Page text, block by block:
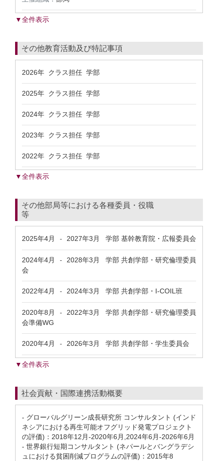
▼全件表示
その他教育活動及び特記事項
2026年 クラス担任 学部
2025年 クラス担任 学部
2024年 クラス担任 学部
2023年 クラス担任 学部
2022年 クラス担任 学部
▼全件表示
その他部局等における各種委員・役職
等
2025年4月 - 2027年3月 学部 基幹教育院・広報委員会
2024年4月 - 2028年3月
学部 共創学部・研究倫理委員
会
2022年4月 - 2024年3月 学部 共創学部・I-COIL班
2020年8月 - 2022年3月
学部 共創学部・研究倫理委員
会準備WG
2020年4月 - 2026年3月 学部 共創学部・学生委員会
▼全件表示
社会貢献・国際連携活動概要
- グローバルグリーン成長研究所 コンサルタント (インド
ネシアにおける再生可能オフグリッド発電プロジェクト
の評価)：2018年12月-2020年6月,2024年6月-2026年6月
- 世界銀行短期コンサルタント (ネパールとバングラデシ
ュにおける貧困削減プログラムの評価)：2015年8